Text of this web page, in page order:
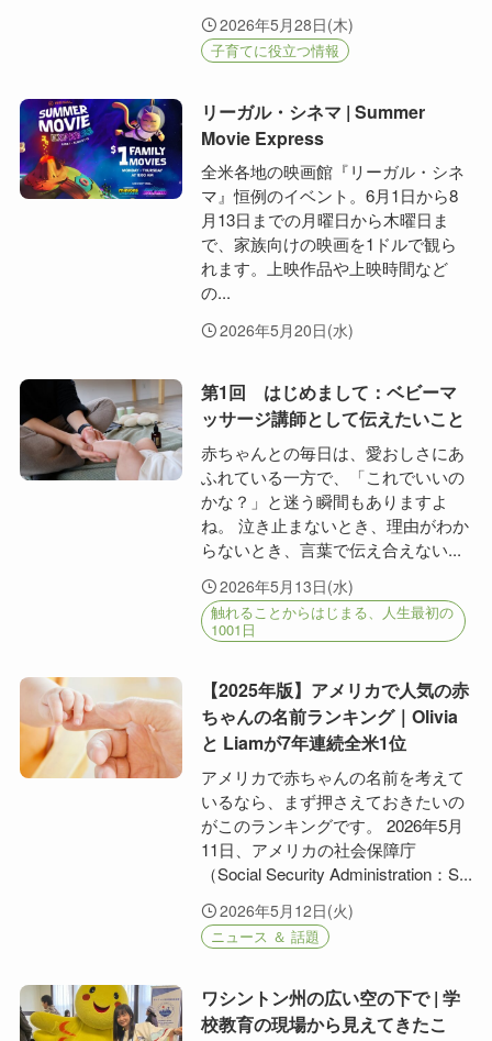
2026年5月28日(木)
子育てに役立つ情報
リーガル・シネマ | Summer
Movie Express
全米各地の映画館『リーガル・シネ
マ』恒例のイベント。6月1日から8
月13日までの月曜日から木曜日ま
で、家族向けの映画を1ドルで観ら
れます。上映作品や上映時間など
の...
2026年5月20日(水)
第1回 はじめまして：ベビーマ
ッサージ講師として伝えたいこと
赤ちゃんとの毎日は、愛おしさにあ
ふれている一方で、「これでいいの
かな？」と迷う瞬間もありますよ
ね。 泣き止まないとき、理由がわか
らないとき、言葉で伝え合えない...
2026年5月13日(水)
触れることからはじまる、人生最初の
1001日
【2025年版】アメリカで人気の赤
ちゃんの名前ランキング｜Olivia
と Liamが7年連続全米1位
アメリカで赤ちゃんの名前を考えて
いるなら、まず押さえておきたいの
がこのランキングです。 2026年5月
11日、アメリカの社会保障庁
（Social Security Administration：S...
2026年5月12日(火)
ニュース ＆ 話題
ワシントン州の広い空の下で | 学
校教育の現場から見えてきたこ